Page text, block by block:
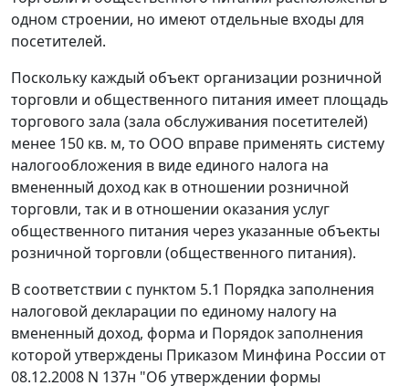
одном строении, но имеют отдельные входы для
посетителей.
Поскольку каждый объект организации розничной
торговли и общественного питания имеет площадь
торгового зала (зала обслуживания посетителей)
менее 150 кв. м, то ООО вправе применять систему
налогообложения в виде единого налога на
вмененный доход как в отношении розничной
торговли, так и в отношении оказания услуг
общественного питания через указанные объекты
розничной торговли (общественного питания).
В соответствии с пунктом 5.1 Порядка заполнения
налоговой декларации по единому налогу на
вмененный доход, форма и Порядок заполнения
которой утверждены Приказом Минфина России от
08.12.2008 N 137н "Об утверждении формы